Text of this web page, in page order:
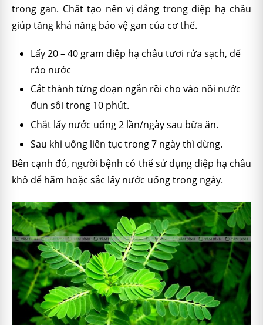
trong gan. Chất tạo nên vị đắng trong diệp hạ châu
giúp tăng khả năng bảo vệ gan của cơ thể.
Lấy 20 – 40 gram diệp hạ châu tươi rửa sạch, để
ráo nước
Cắt thành từng đoạn ngắn rồi cho vào nồi nước
đun sôi trong 10 phút.
Chắt lấy nước uống 2 lần/ngày sau bữa ăn.
Sau khi uống liên tục trong 7 ngày thì dừng.
Bên cạnh đó, người bệnh có thể sử dụng diệp hạ châu
khô để hãm hoặc sắc lấy nước uống trong ngày.